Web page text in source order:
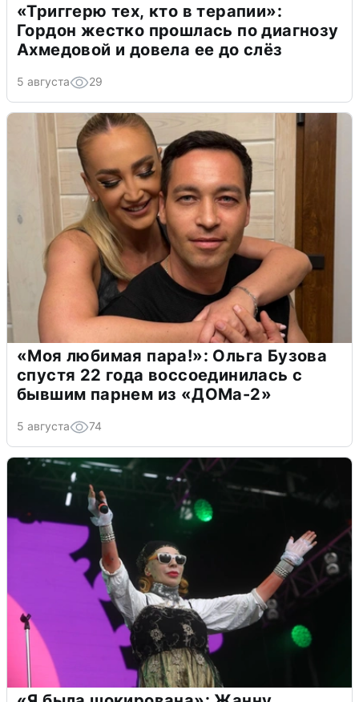
«Триггерю тех, кто в терапии»:
Гордон жестко прошлась по диагнозу
Ахмедовой и довела ее до слёз
5 августа 29
«Моя любимая пара!»: Ольга Бузова
спустя 22 года воссоединилась с
бывшим парнем из «ДОМа-2»
5 августа 74